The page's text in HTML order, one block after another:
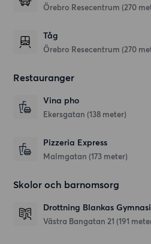
Örebro Resecentrum (270
Tåg
Örebro Resecentrum (270
Restauranger
Vina pho
Ekersgatan (138 meter)
Pizzeria Express
Malmgatan (173 meter)
Skolor och barnomsorg
Drottning Blankas
Västra Bangatan 21 (191